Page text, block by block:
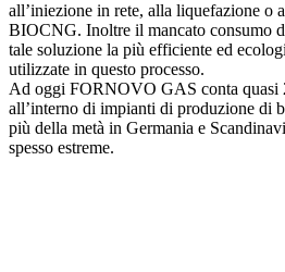
all’iniezione in rete, alla liquefazione o
BIOCNG. Inoltre il mancato consumo
tale soluzione la più efficiente ed
utilizzate in questo processo.
Ad oggi FORNOVO GAS conta quasi
all’interno di impianti di produzione di
più della metà in Germania e
spesso estreme.